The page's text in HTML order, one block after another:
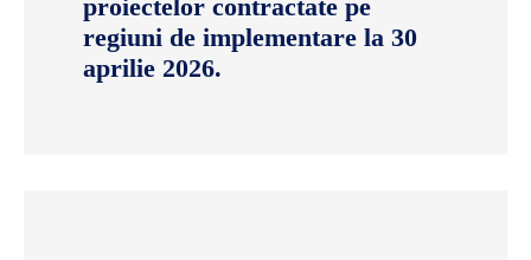
proiectelor contractate pe
regiuni de implementare la 30
aprilie 2026.